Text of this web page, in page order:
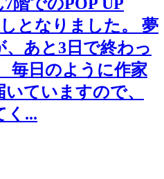
となりました。 ⁡夢
あと3日で終わっ
毎日のように作家
ていますので、
く...